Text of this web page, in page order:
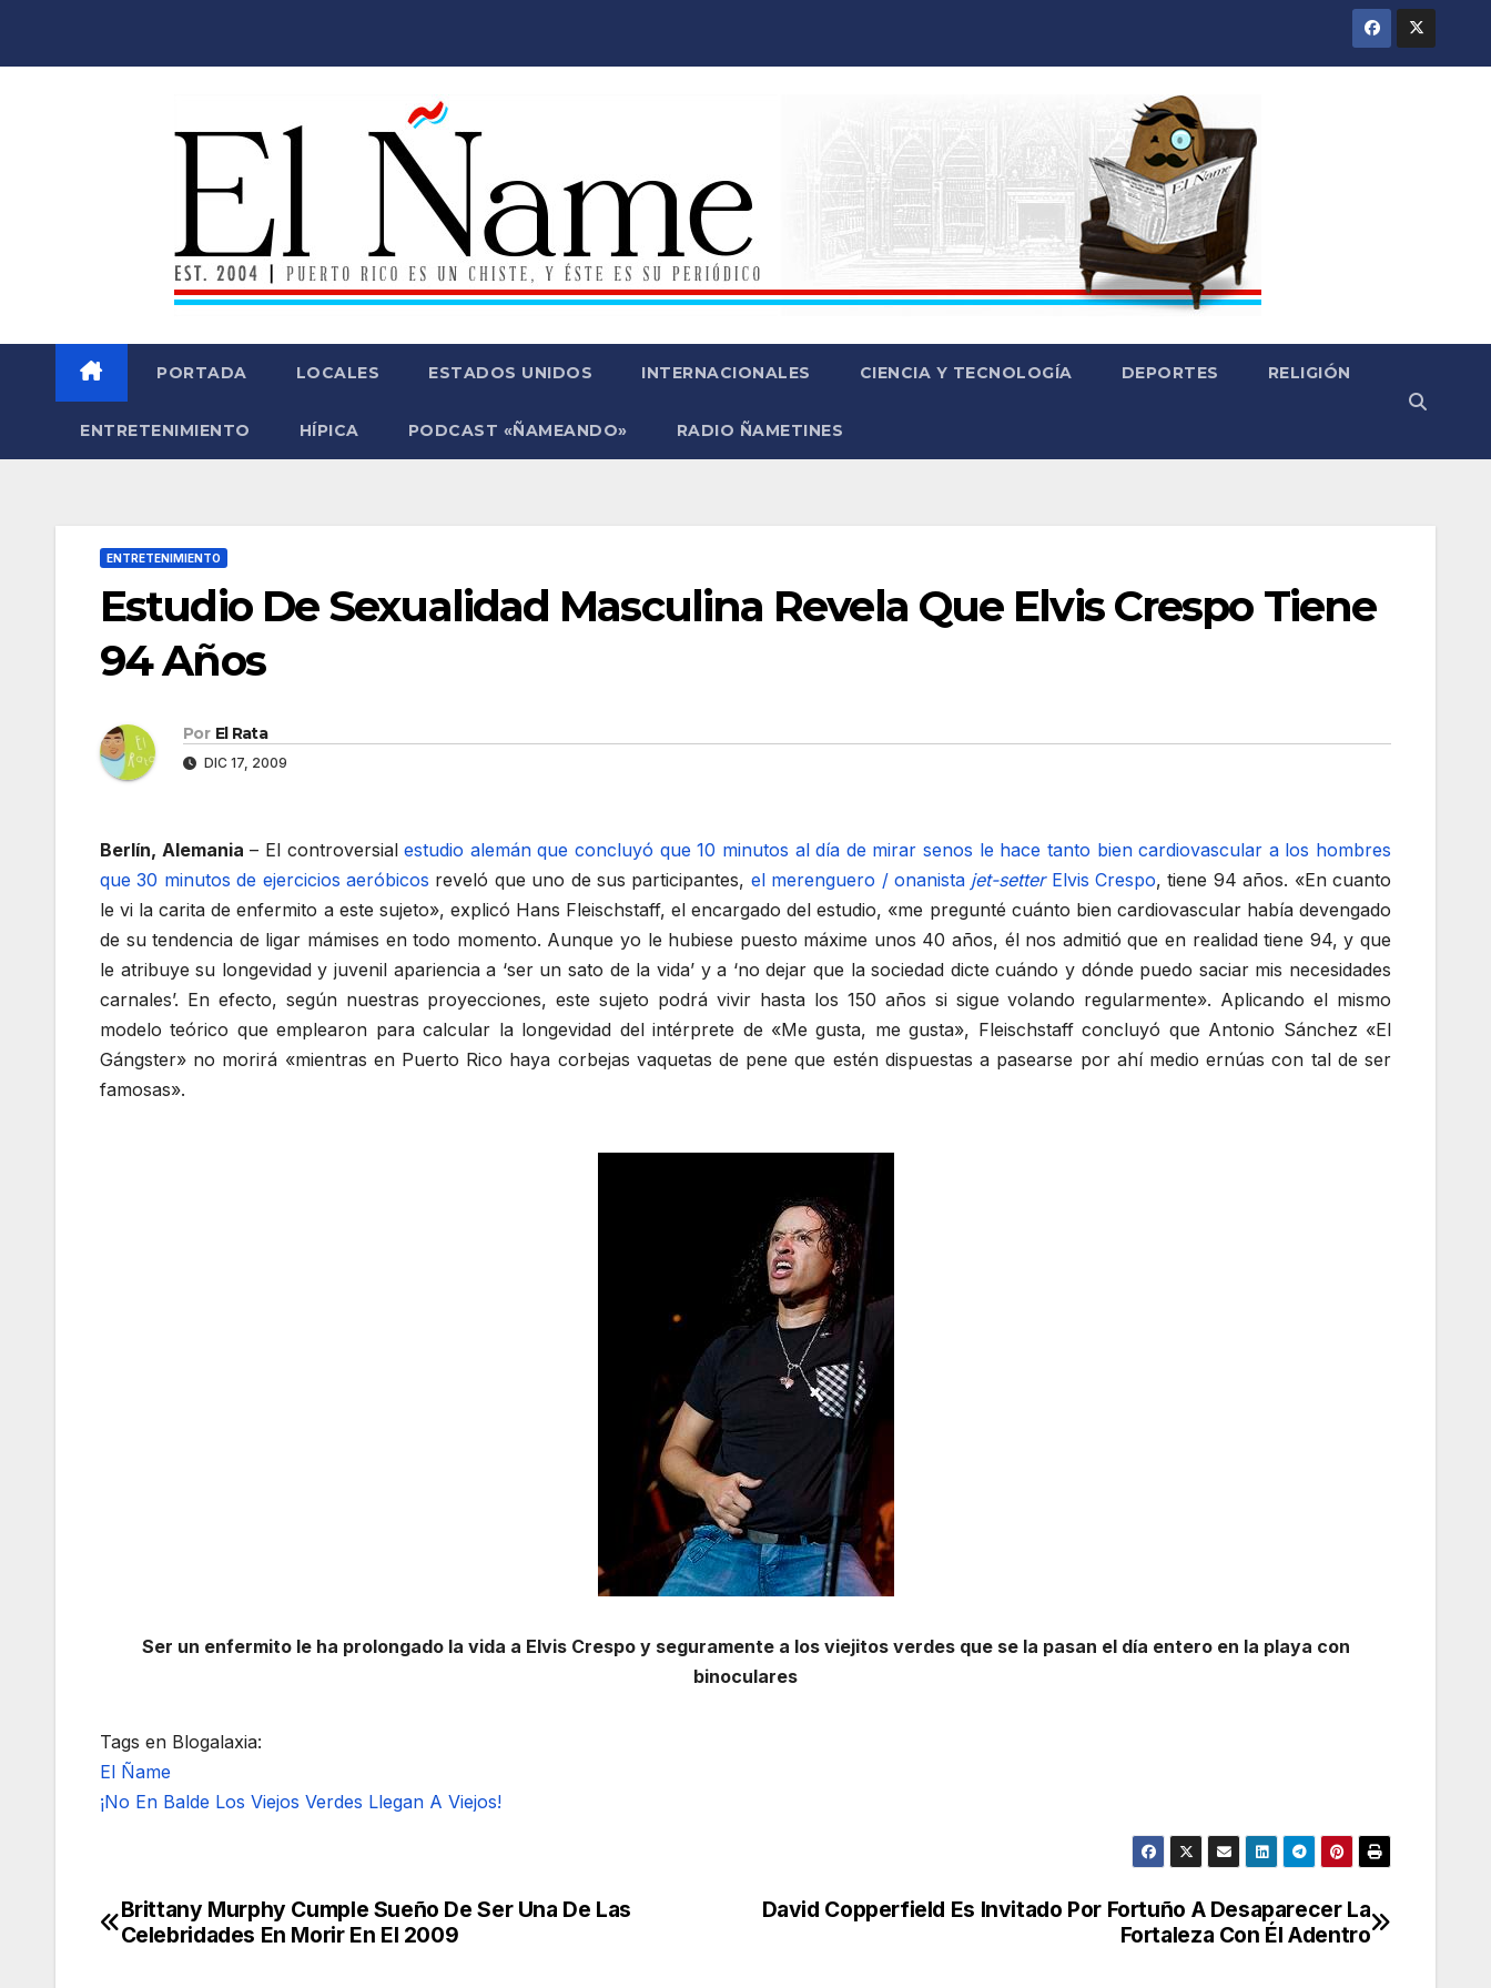
PORTADA LOCALES ESTADOS UNIDOS INTERNACIONALES CIENCIA Y TECNOLOGÍA DEPORTES RELIGIÓN
ENTRETENIMIENTO HÍPICA PODCAST «ÑAMEANDO» RADIO ÑAMETINES
ENTRETENIMIENTO
Estudio De Sexualidad Masculina Revela Que Elvis Crespo Tiene
94 Años
Por El Rata
DIC 17, 2009
Berlín, Alemania – El controversialestudio alemán que concluyó que 10 minutos al día de mirar senos le hace tanto bien cardiovascular a los hombres
que 30 minutos de ejercicios aeróbicos reveló que uno de sus participantes, el merenguero / onanista jet-setterElvis Crespo, tiene 94 años. «En cuanto
le vi la carita de enfermito a este sujeto», explicó Hans Fleischstaff, el encargado del estudio, «me pregunté cuánto bien cardiovascular había devengado
de su tendencia de ligar mámises en todo momento. Aunque yo le hubiese puesto máxime unos 40 años, él nos admitió que en realidad tiene 94, y que
le atribuye su longevidad y juvenil apariencia a ‘ser un sato de la vida’ y a ‘no dejar que la sociedad dicte cuándo y dónde puedo saciar mis necesidades
carnales’. En efecto, según nuestras proyecciones, este sujeto podrá vivir hasta los 150 años si sigue volando regularmente». Aplicando el mismo
modelo teórico que emplearon para calcular la longevidad del intérprete de «Me gusta, me gusta», Fleischstaff concluyó que Antonio Sánchez «El
Gángster» no morirá «mientras en Puerto Rico haya corbejas vaquetas de pene que estén dispuestas a pasearse por ahí medio ernúas con tal de ser
famosas».
Ser un enfermito le ha prolongado la vida a Elvis Crespo y seguramente a los viejitos verdes que se la pasan el día entero en la playa con
binoculares
Tags en Blogalaxia:
El Ñame
¡No En Balde Los Viejos Verdes Llegan A Viejos!
Navegación
David Copperfield Es Invitado Por Fortuño A Desaparecer La
Fortaleza Con Él Adentro
Brittany Murphy Cumple Sueño De Ser Una De Las
Celebridades En Morir En El 2009